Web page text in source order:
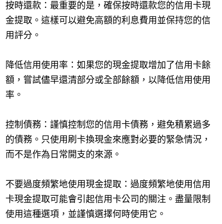
按時還款：最重要的是，確保按時還款您的信用卡現
金提取。這樣可以避免高額的利息費用並保持您的信
用評分。
降低信用使用率：如果您的現金提取增加了信用卡餘
額，嘗試儘早還清部分或全部餘額，以降低信用使用
率。
控制債務：謹慎控制您的信用卡債務，避免積累過多
的債務。只使用刷卡換現金來應對必要的緊急情況，
而不是作為日常開支的來源。
不要過度頻繁地使用現金提取：過度頻繁地使用信用
卡現金提取可能會引起信用卡公司的關注。盡量限制
使用這種選項，並謹慎選擇何時使用它。